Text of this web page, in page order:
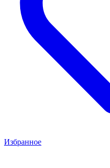
Избранное